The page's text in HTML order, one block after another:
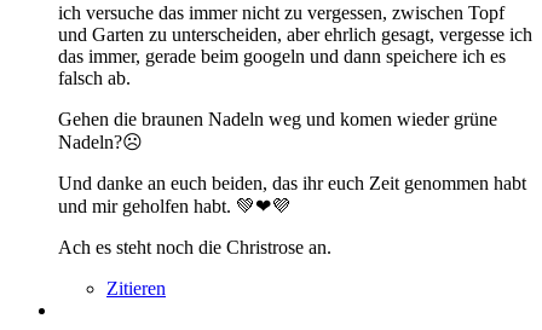
ich versuche das immer nicht zu vergessen, zwischen Topf
und Garten zu unterscheiden, aber ehrlich gesagt, vergesse ich
das immer, gerade beim googeln und dann speichere ich es
falsch ab.
Gehen die braunen Nadeln weg und komen wieder grüne
Nadeln?☹
Und danke an euch beiden, das ihr euch Zeit genommen habt
und mir geholfen habt. 💚❤💜
Ach es steht noch die Christrose an.
Zitieren